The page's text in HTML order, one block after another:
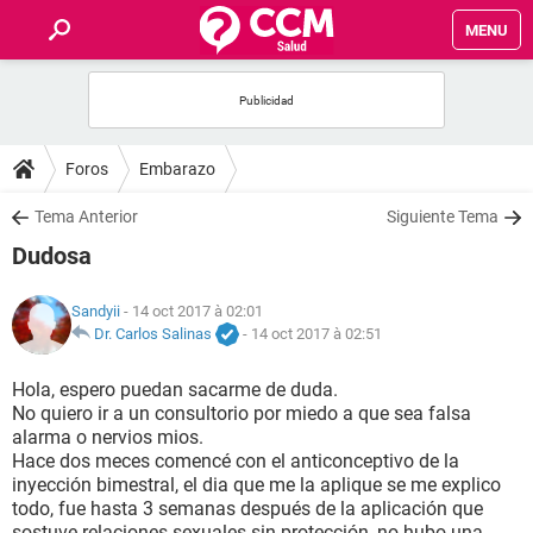
MENU
FORUMS
SALUD
NUTRICIÓN
BIENESTAR
SEXUALIDAD
GLOSARIO
Foros Embarazo
Tema Anterior Siguiente Tema
Dudosa
Sandyii - 14 oct 2017 à 02:01
Dr. Carlos Salinas
- 14 oct 2017 à 02:51
Hola, espero puedan sacarme de duda.
No quiero ir a un consultorio por miedo a que sea falsa
alarma o nervios mios.
Hace dos meces comencé con el anticonceptivo de la
inyección bimestral, el dia que me la aplique se me explico
todo, fue hasta 3 semanas después de la aplicación que